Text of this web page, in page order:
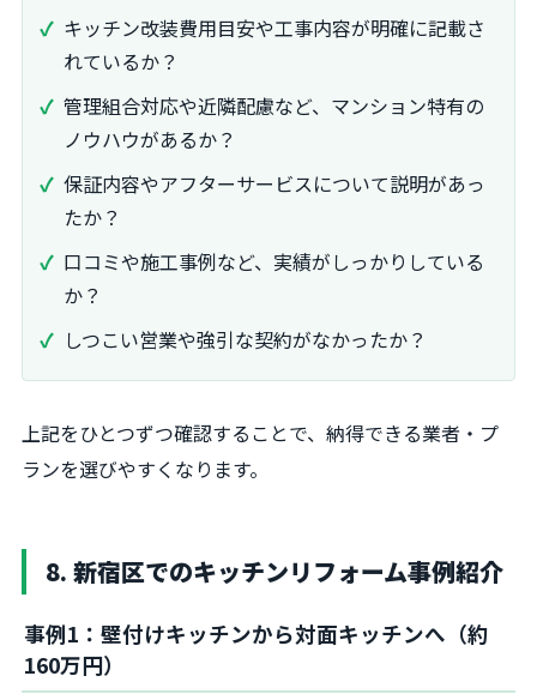
キッチン改装費用目安や工事内容が明確に記載さ
れているか？
管理組合対応や近隣配慮など、マンション特有の
ノウハウがあるか？
保証内容やアフターサービスについて説明があっ
たか？
口コミや施工事例など、実績がしっかりしている
か？
しつこい営業や強引な契約がなかったか？
上記をひとつずつ確認することで、納得できる業者・プ
ランを選びやすくなります。
8. 新宿区でのキッチンリフォーム事例紹介
事例1：壁付けキッチンから対面キッチンへ（約
160万円）